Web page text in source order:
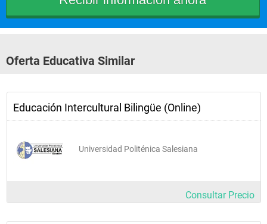
Oferta Educativa Similar
Educación Intercultural Bilingüe (Online)
Universidad Politénica Salesiana
Consultar Precio